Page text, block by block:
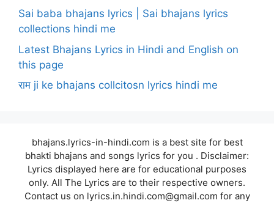
Sai baba bhajans lyrics | Sai bhajans lyrics
collections hindi me
Latest Bhajans Lyrics in Hindi and English on
this page
राम ji ke bhajans collcitosn lyrics hindi me
bhajans.lyrics-in-hindi.com is a best site for best
bhakti bhajans and songs lyrics for you . Disclaimer:
Lyrics displayed here are for educational purposes
only. All The Lyrics are to their respective owners.
Contact us on lyrics.in.hindi.com@gmail.com for any